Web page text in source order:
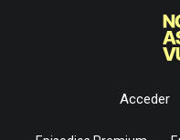
Acceder